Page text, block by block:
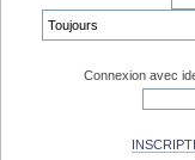
Connexion avec